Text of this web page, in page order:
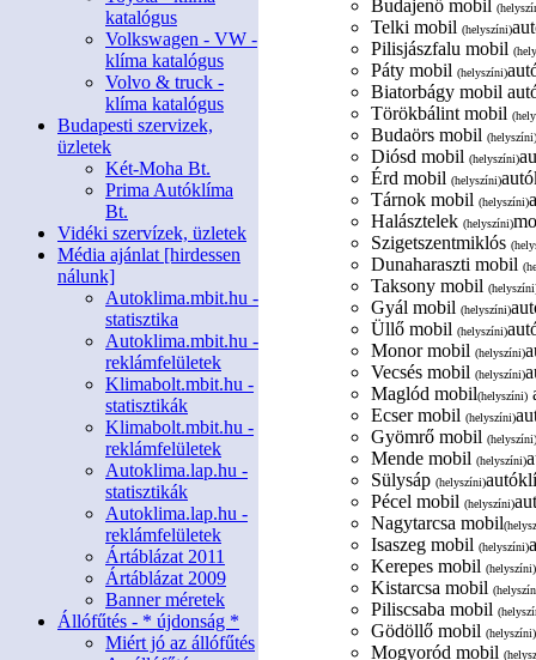
katalógus
Volkswagen - VW -
klíma katalógus
Volvo & truck -
klíma katalógus
Budapesti szervizek,
üzletek
Két-Moha Bt.
Prima Autóklíma
Bt.
Vidéki szervízek, üzletek
Média ajánlat [hirdessen
nálunk]
Autoklima.mbit.hu -
statisztika
Autoklima.mbit.hu -
reklámfelületek
Klimabolt.mbit.hu -
statisztikák
Klimabolt.mbit.hu -
reklámfelületek
Autoklima.lap.hu -
statisztikák
Autoklima.lap.hu -
reklámfelületek
Ártáblázat 2011
Ártáblázat 2009
Banner méretek
Állófűtés - * újdonság *
Miért jó az állófűtés
Budajenő mobil
Telki mobil (helyszíni)
Pilisjászfalu mobil
Páty mobil (helyszíni)
Biatorbágy mobil
Törökbálint mobil
Budaörs mobil (helyszíni)
Diósd mobil (helyszíni)
Érd mobil (helyszíni)
Tárnok mobil (helyszíni)
Halásztelek (helyszíni)
Szigetszentmiklós
Dunaharaszti mobil
Taksony mobil
Gyál mobil (helyszíni)
Üllő mobil (helyszíni)
Monor mobil (helyszíni)
Vecsés mobil (helyszíni)
Maglód mobil(helyszíni)
Ecser mobil (helyszíni)
Gyömrő mobil (helyszíni)
Mende mobil (helyszíni)
Sülysáp (helyszíni)
Pécel mobil (helyszíni)
Nagytarcsa mobil
Isaszeg mobil (helyszíni)
Kerepes mobil (helyszíni)
Kistarcsa mobil
Piliscsaba mobil
Gödöllő mobil (helyszíni)
Mogyoród mobil